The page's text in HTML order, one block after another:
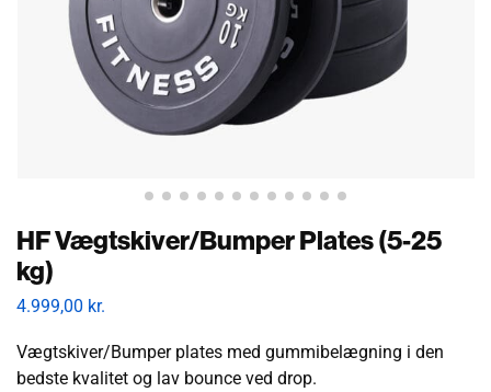
HF Vægtskiver/Bumper Plates (5-25
kg)
4.999,00 kr.
Vægtskiver/Bumper plates med gummibelægning i den
bedste kvalitet og lav bounce ved drop.